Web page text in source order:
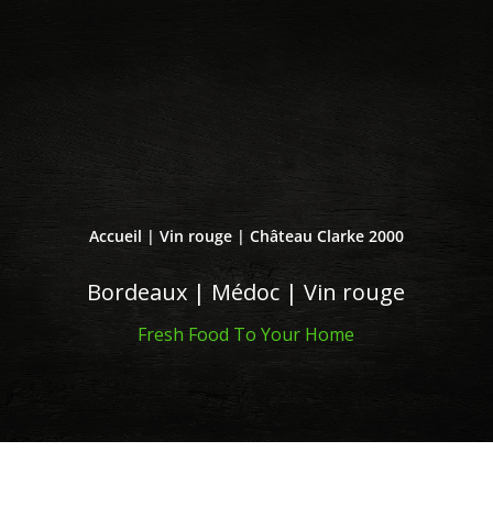
Accueil | Vin rouge| Château Clarke 2000
Bordeaux | Médoc | Vin rouge
Fresh Food To Your Home